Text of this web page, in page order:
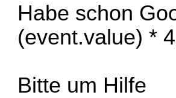
Habe schon
(event.value) *
Bitte um Hilfe